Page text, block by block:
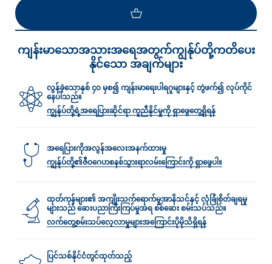
ကျန်းမာသောအသားအရေအတွက်ကျွန်ုပ်တို့ကတိပေး
နိုင်သော အချက်များ
လွန်ခဲ့သောနှစ် ၄၀ မှစ၍ ကျန်းမာရေးပါရဂူများနှင့် တွဲဖက်၍ လုပ်ကိုင်
နေပါသည်။
ကျွန်ုပ်တို့ရဲ့အရေပြားဆိုင်ရာ ကူညီနိုင်မှုကို ရှာဖွေတွေ့ရှိရန်
အရေပြားကိုအလွန်အလေးအနက်ထားမှု
ကျွန်ုပ်တို့၏ဇီဝဂေဟစနစ်သွားရာလမ်း‌ကြောင်းကို ရှာဖွေပါ။
ထုတ်ကုန်များ၏ အကျိုးသက်ရောက်မှုအာနိသင်နှင့် လုံခြုံစိတ်ချရမှု
များသည် ဆေးပညာကြီးကြပ်မှုအရ စစ်ဆေး စမ်းသပ်သည်။
လက်တွေ့စမ်းသပ်လေ့လာမှုများအ‌‌‌ကြောင်းပိုမိုသိရှိရန်
ပြင်သစ်နိုင်ငံတွင်ထုတ်သည့်